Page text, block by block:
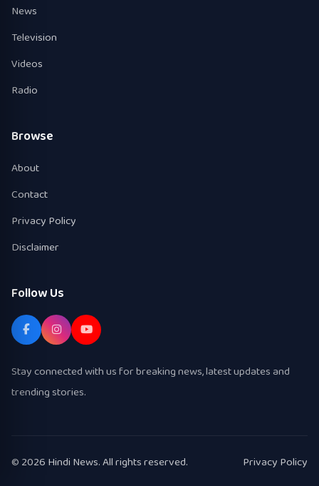
News
Television
Videos
Radio
Browse
About
Contact
Privacy Policy
Disclaimer
Follow Us
Stay connected with us for breaking news, latest updates and
trending stories.
© 2026 Hindi News. All rights reserved. Privacy Policy